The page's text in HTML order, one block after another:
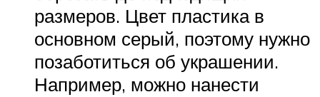
размеров. Цвет пластика в
основном серый, поэтому нужно
позаботиться об украшении.
Например, можно нанести